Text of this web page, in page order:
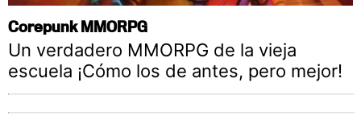
Corepunk MMORPG
Un verdadero MMORPG de la vieja
escuela ¡Cómo los de antes, pero mejor!